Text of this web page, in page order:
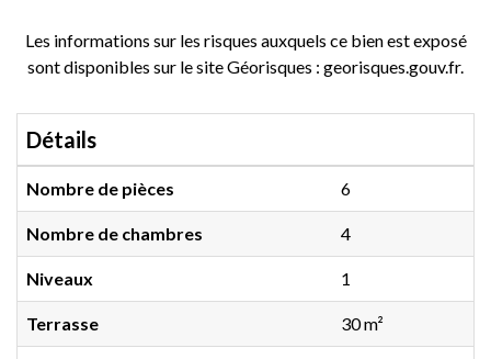
Les informations sur les risques auxquels ce bien est exposé
sont disponibles sur le site Géorisques : georisques.gouv.fr.
Détails
Nombre de pièces 6
Nombre de chambres 4
Niveaux 1
Terrasse 30 m²